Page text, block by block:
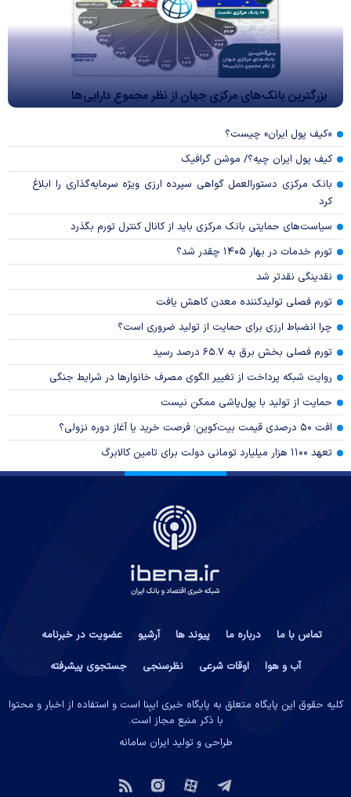
بزرگترین بانک‌های مرکزی جهان از نظر مجموع دارایی‌ها
«کیف پول ایران» چیست؟
کیف پول ایران چیه؟/ موشن گرافیک
بانک مرکزی دستورالعمل گواهی سپرده ارزی ویژه سرمایه‌گذاری را ابلاغ
کرد
سیاست‌های حمایتی بانک مرکزی باید از کانال کنترل تورم بگذرد
تورم خدمات در بهار ۱۴۰۵ چقدر شد؟
نقدینگی نقدتر شد
تورم فصلی تولیدکننده معدن کاهش یافت
چرا انضباط ارزی برای حمایت از تولید ضروری است؟
تورم فصلی بخش برق به ۶۵.۷ درصد رسید
روایت شبکه پرداخت از تغییر الگوی مصرف خانوار‌ها در شرایط جنگی
حمایت از تولید با پول‌پاشی ممکن نیست
افت ۵۰ درصدی قیمت بیت‌کوین؛ فرصت خرید یا آغاز دوره نزولی؟
تعهد ۱۱۰۰ هزار میلیارد تومانی دولت برای تامین کالابرگ
تماس با ما درباره ما پیوند ها آرشیو
عضویت در خبرنامه
آب و هوا
اوقات شرعی نظرسنجی جستجوی پیشرفته
کلیه حقوق این پایگاه متعلق به پایگاه خبری ایبِنا است و استفاده از اخبار و محتوا
با ذکر منبع مجاز است.
طراحی و تولید ایران سامانه